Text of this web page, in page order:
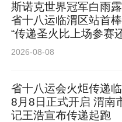
斯诺克世界冠军白雨
省十八运临渭区站首
“传递圣火比上场参赛
张”
2026-08-08
省十八运会火炬传递
8月8日正式开启 渭南
记王浩宣布传递起跑